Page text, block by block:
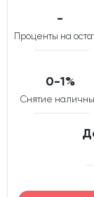
-
Проценты на
0-1%
Снятие